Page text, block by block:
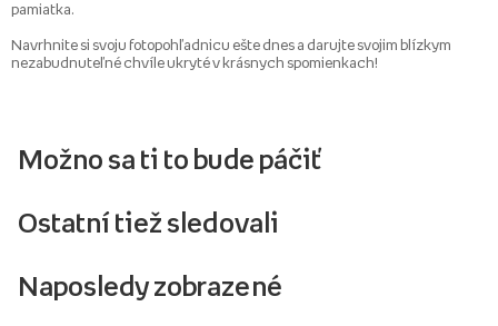
pamiatka.
Navrhnite si svoju fotopohľadnicu ešte dnes a darujte svojim blízkym
nezabudnuteľné chvíle ukryté v krásnych spomienkach!
Možno sa ti to bude páčiť
Ostatní tiež sledovali
Naposledy zobrazené